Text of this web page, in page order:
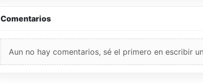
Comentarios
Aun no hay comentarios, sé el primero en escribir